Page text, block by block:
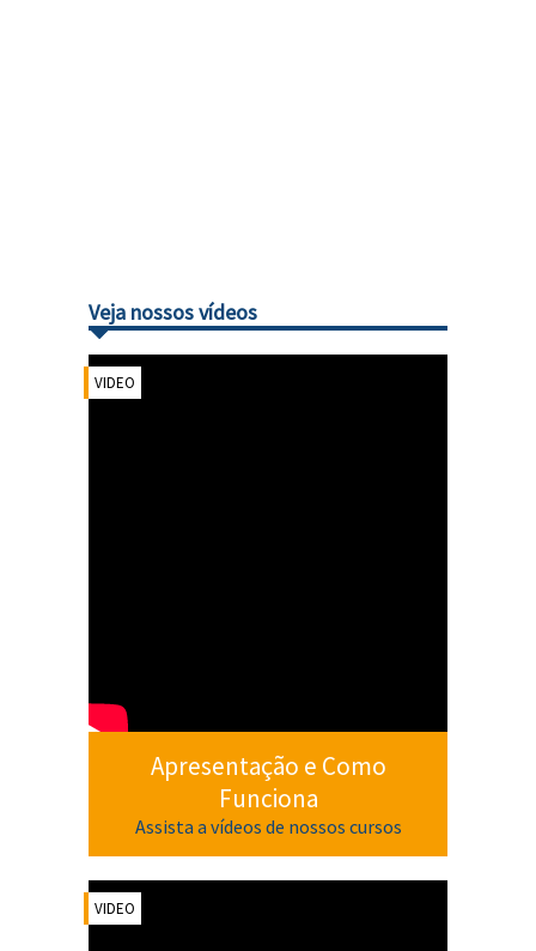
Veja nossos vídeos
VIDEO
Apresentação e Como
Funciona
Assista a vídeos de nossos cursos
VIDEO